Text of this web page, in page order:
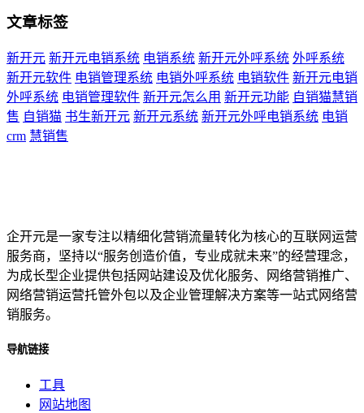
文章标签
新开元 新开元电销系统 电销系统 新开元外呼系统 外呼系统
新开元软件 电销管理系统 电销外呼系统 电销软件 新开元电销
外呼系统 电销管理软件 新开元怎么用 新开元功能 自销猫慧销
售 自销猫 书生新开元 新开元系统 新开元外呼电销系统 电销
crm 慧销售
企开元是一家专注以精细化营销流量转化为核心的互联网运营
服务商，坚持以“服务创造价值，专业成就未来”的经营理念，
为成长型企业提供包括网站建设及优化服务、网络营销推广、
网络营销运营托管外包以及企业管理解决方案等一站式网络营
销服务。
导航链接
工具
网站地图